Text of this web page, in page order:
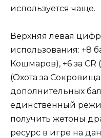
используется чаще.
Верхняя левая
использования: +8
Кошмаров), +6 за
(Охота за
дополнительных
единственный
получить жетоны
ресурс в игре на